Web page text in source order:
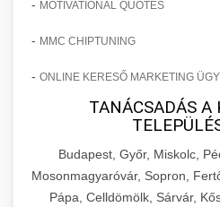
- MOTIVATIONAL QUOTES
- MMC CHIPTUNING
- ONLINE KERESŐ MARKETING
TANÁCSADÁS A
Budapest, Győr, Miskolc,
Mosonmagyaróvár, Sopron,
Pápa, Celldömölk, Sárvár,